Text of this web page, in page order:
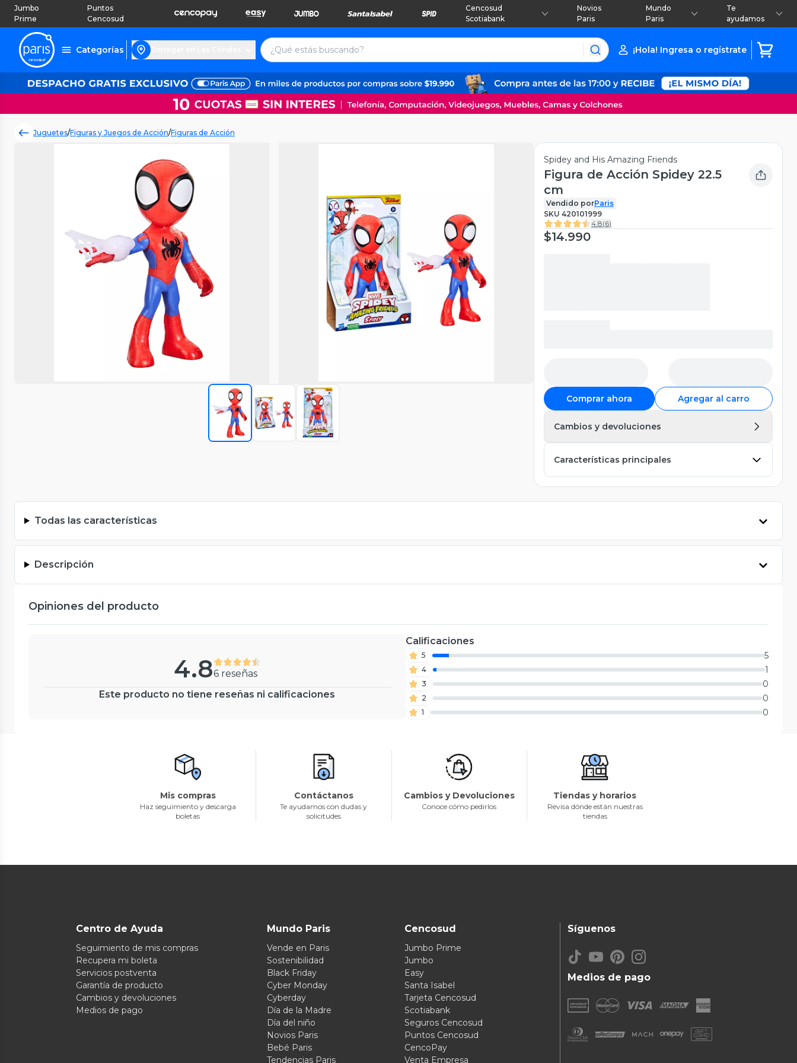
Jumbo
Prime
Puntos
Cencosud
Cencosud
Scotiabank
Novios
Paris
Mundo
Paris
Te
ayudamos
Categorías ¡Hola! Ingresa o regístrate
Juguetes/Figuras y Juegos de Acción/Figuras de Acción
Spidey and His Amazing Friends
Figura de Acción Spidey 22.5
cm
Vendido porParis
SKU 420101999
4.8(6)
$14.990
Comprar ahora Agregar al carro
Cambios y devoluciones
Características principales
Todas las características
Descripción
Opiniones del producto
4.86 reseñas
Este producto no tiene reseñas ni calificaciones
Calificaciones
5 5
4 1
3 0
2 0
1 0
Mis compras
Haz seguimiento y descarga
boletas
Contáctanos
Te ayudamos con dudas y
solicitudes
Cambios y Devoluciones
Conoce cómo pedirlos
Tiendas y horarios
Revisa dónde están nuestras
tiendas
Centro de Ayuda
Seguimiento de mis compras
Recupera mi boleta
Servicios postventa
Garantía de producto
Cambios y devoluciones
Medios de pago
Mundo Paris
Vende en Paris
Sostenibilidad
Black Friday
Cyber Monday
Cyberday
Día de la Madre
Día del niño
Novios Paris
Bebé Paris
Tendencias Paris
Cencosud
Jumbo Prime
Jumbo
Easy
Santa Isabel
Tarjeta Cencosud
Scotiabank
Seguros Cencosud
Puntos Cencosud
CencoPay
Venta Empresa
Medios de pago
Síguenos